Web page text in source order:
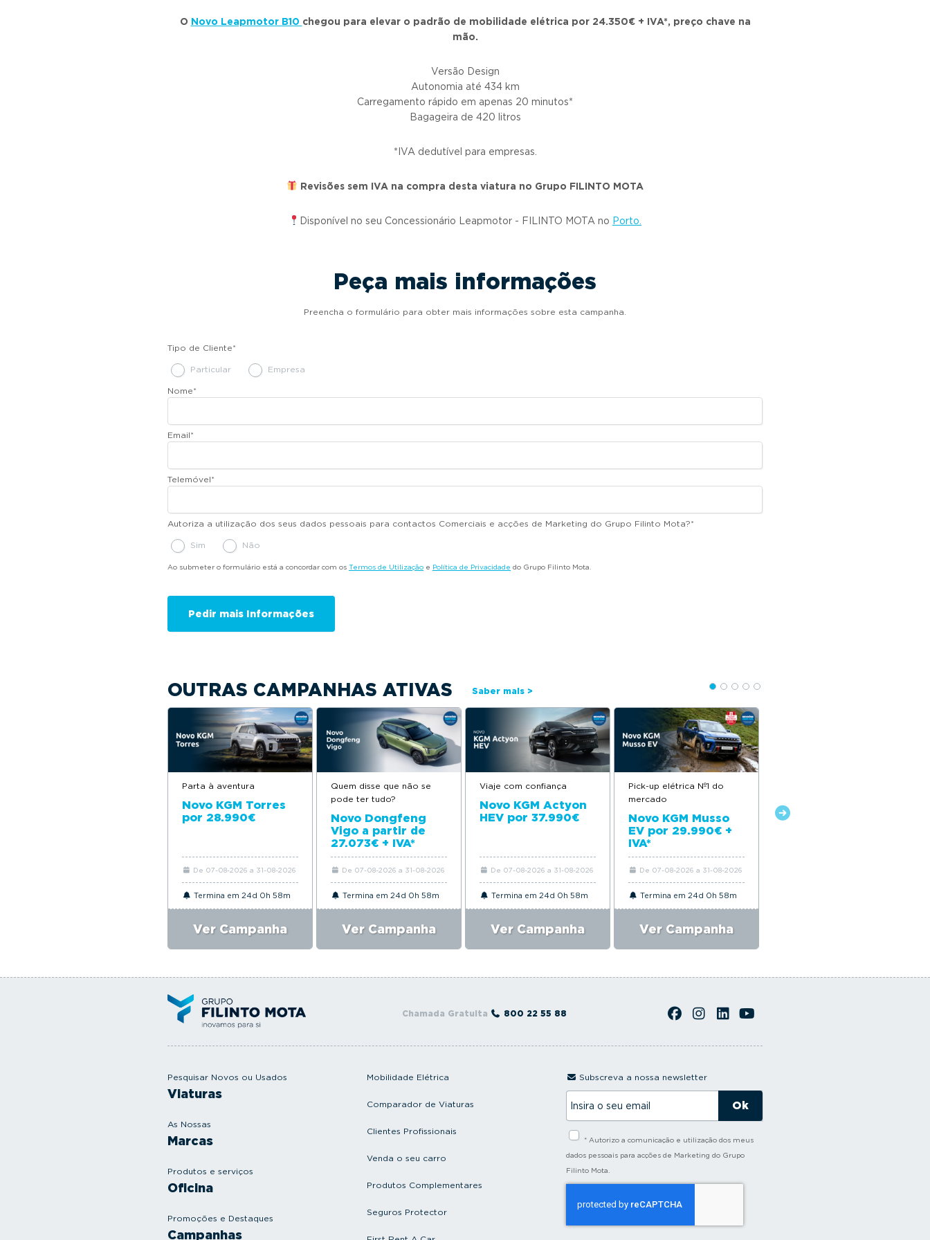
O Novo Leapmotor B10 chegou para elevar o padrão de mobilidade elétrica por 24.350€ + IVA*, preço chave na
mão.
Versão Design
Autonomia até 434 km
Carregamento rápido em apenas 20 minutos*
Bagageira de 420 litros
*IVA dedutível para empresas.
Revisões sem IVA na compra desta viatura no Grupo FILINTO MOTA
Disponível no seu Concessionário Leapmotor - FILINTO MOTA no Porto.
Peça mais informações
Preencha o formulário para obter mais informações sobre esta campanha.
Tipo de Cliente*
Particular Empresa
Nome*
Email*
Telemóvel*
Autoriza a utilização dos seus dados pessoais para contactos Comerciais e acções de Marketing do Grupo Filinto Mota?*
Sim Não
Ao submeter o formulário está a concordar com os Termos de Utilização e Política de Privacidade do Grupo Filinto Mota.
OUTRAS CAMPANHAS ATIVAS Saber mais >
Parta à aventura
Novo KGM Torres
por 28.990€
De 07-08-2026 a 31-08-2026
Termina em 24d 0h 58m
Ver Campanha
Quem disse que não se
pode ter tudo?
Novo Dongfeng
Vigo a partir de
27.073€ + IVA*
De 07-08-2026 a 31-08-2026
Termina em 24d 0h 58m
Ver Campanha
Viaje com confiança
Novo KGM Actyon
HEV por 37.990€
De 07-08-2026 a 31-08-2026
Termina em 24d 0h 58m
Ver Campanha
Pick-up elétrica Nº1 do
mercado
Novo KGM Musso
EV por 29.990€ +
IVA*
De 07-08-2026 a 31-08-2026
Termina em 24d 0h 58m
Ver Campanha
Novo Citroën ë-C4
Chamada Gratuita 800 22 55 88
Pesquisar Novos ou Usados
Viaturas
As Nossas
Marcas
Produtos e serviços
Oficina
Promoções e Destaques
Campanhas
Mobilidade Elétrica
Comparador de Viaturas
Clientes Profissionais
Venda o seu carro
Produtos Complementares
Seguros Protector
Subscreva a nossa newsletter
s
r
a
s
e
a
* Autorizo a comunicação e utilização dos meus
dados pessoais para acções de Marketing do Grupo
Filinto Mota.